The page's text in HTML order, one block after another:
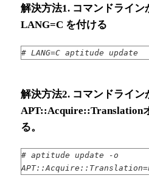
解決方法1. コマンドライン
LANG=C を付ける
# LANG=C aptitude update
解決方法2. コマンドライン
APT::Acquire::Translation
る。
# aptitude update -o